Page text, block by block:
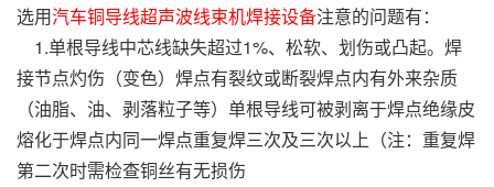
选用汽车铜导线超声波线束机焊接设备注意的问题有：
1.单根导线中芯线缺失超过1%、松软、划伤或凸起。焊
接节点灼伤（变色）焊点有裂纹或断裂焊点内有外来杂质
（油脂、油、剥落粒子等）单根导线可被剥离于焊点绝缘皮
熔化于焊点内同一焊点重复焊三次及三次以上（注：重复焊
第二次时需检查铜丝有无损伤